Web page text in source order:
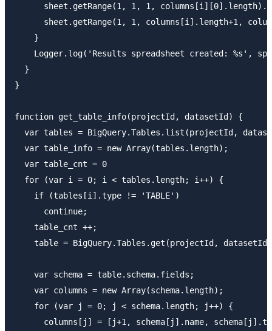
sheet.getRange(1, 1, 1,
sheet.getRange(1, 1, columns[i].length+1,
    }
Logger.log('Results spreadsheet created: %s',
  }
}
function get_table_info(projectId, datasetId) {
var tables = BigQuery.Tables.list(projectId,
  var table_info = new Array(tables.length);
  var table_cnt = 0
  for (var i = 0; i < tables.length; i++) {
    if (tables[i].type != 'TABLE')
      continue;
    table_cnt ++;
table = BigQuery.Tables.get(projectId,
    var schema = table.schema.fields;
    var columns = new Array(schema.length);
    for (var j = 0; j < schema.length; j++) {
columns[j] = [j+1, schema[j].name,